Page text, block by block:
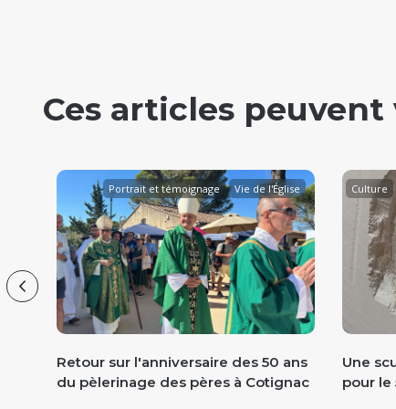
Ces articles
Portrait et témoignage
Vie de l'Église
Événement
Retour sur l'anniversaire des 50 ans
du pèlerinage des pères à Cotignac
Culture
Une
pour le
Previous